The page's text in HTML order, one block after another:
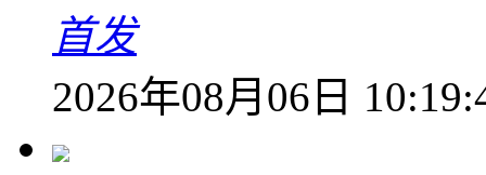
首发
2026年08月06日